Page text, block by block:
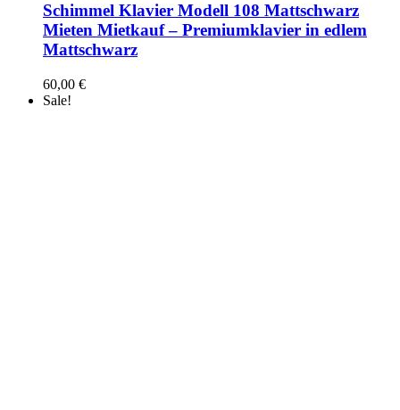
Schimmel Klavier Modell 108 Mattschwarz
Mieten Mietkauf – Premiumklavier in edlem
Mattschwarz
60,00 €
Sale!